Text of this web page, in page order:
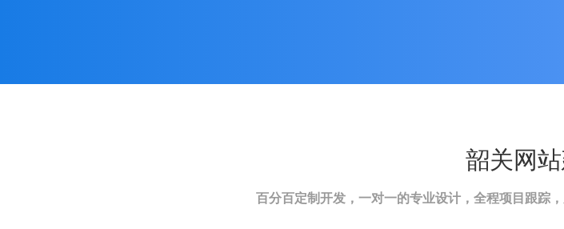
韶关网
百分百定制开发，一对一的专业设计，全程项目跟踪